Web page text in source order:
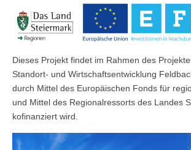
Dieses Projekt findet im Rahmen des
Standort- und Wirtschaftsentwicklung
durch Mittel des Europäischen Fonds für
und Mittel des Regionalressorts des Landes
kofinanziert wird.